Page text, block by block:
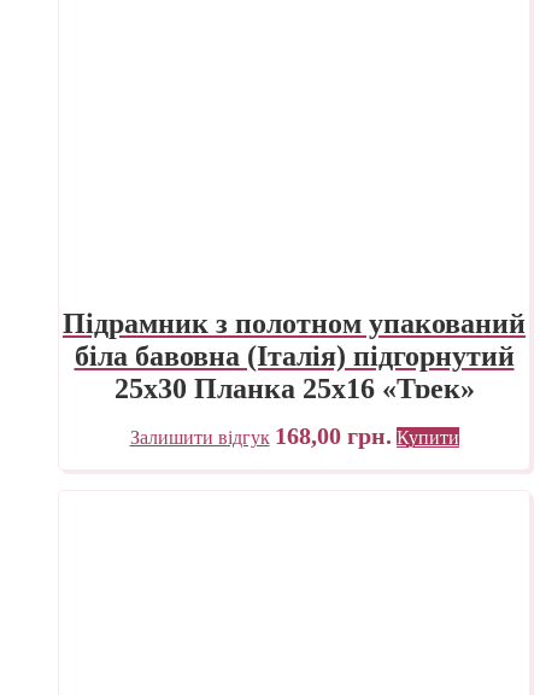
Підрамник з полотном упакований
біла бавовна (Італія) підгорнутий
25х30 Планка 25х16 «Трек»
Україна
Залишити відгук 168,00 грн. Купити